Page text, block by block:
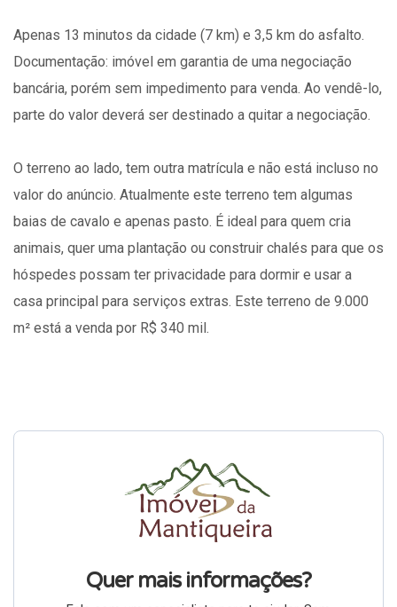
Apenas 13 minutos da cidade (7 km) e 3,5 km do asfalto.
Documentação: imóvel em garantia de uma negociação
bancária, porém sem impedimento para venda. Ao vendê-lo,
parte do valor deverá ser destinado a quitar a negociação.
O terreno ao lado, tem outra matrícula e não está incluso no
valor do anúncio. Atualmente este terreno tem algumas
baias de cavalo e apenas pasto. É ideal para quem cria
animais, quer uma plantação ou construir chalés para que os
hóspedes possam ter privacidade para dormir e usar a
casa principal para serviços extras. Este terreno de 9.000
m² está a venda por R$ 340 mil.
Quer mais informações?